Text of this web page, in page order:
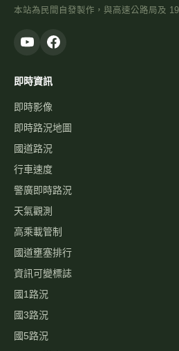
本站為民間自發製作，與高速公路局及
即時資訊
即時影像
即時路況地圖
國道路況
行車速度
警廣即時路況
天氣觀測
高乘載管制
國道壅塞排行
資訊可變標誌
國1路況
國3路況
國5路況